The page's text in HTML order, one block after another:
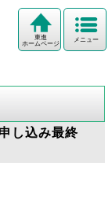
メニュー
東進
ホームページ
し込み最終